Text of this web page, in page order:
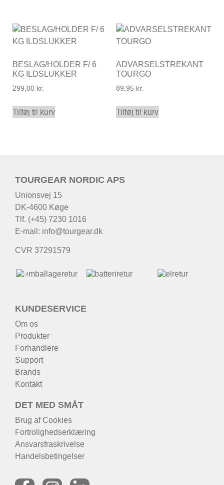
BESLAG/HOLDER F/ 6
KG ILDSLUKKER
299,00 kr.
Tilføj til kurv
ADVARSELSTREKANT
TOURGO
89,95 kr.
Tilføj til kurv
TOURGEAR NORDIC APS
Unionsvej 15
DK-4600 Køge
Tlf. (+45) 7230 1016
E-mail: info@tourgear.dk
CVR 37291579
KUNDESERVICE
Om os
Produkter
Forhandlere
Support
Brands
Kontakt
DET MED SMÅT
Brug af Cookies
Fortrolighedserklæring
Ansvarsfraskrivelse
Handelsbetingelser